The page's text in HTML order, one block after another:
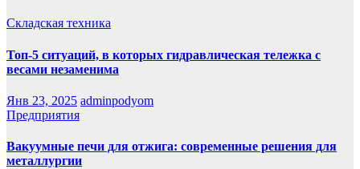
Складская техника
Топ-5 ситуаций, в которых гидравлическая тележка с
весами незаменима
Янв 23, 2025 adminpodyom
Предприятия
Вакуумные печи для отжига: современные решения для
металлургии